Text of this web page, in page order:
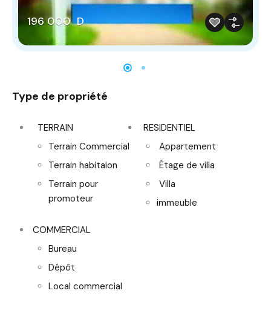
196 000 D
Type de propriété
TERRAIN
Terrain Commercial
Terrain habitaion
Terrain pour
promoteur
RESIDENTIEL
Appartement
Étage de villa
Villa
immeuble
COMMERCIAL
Bureau
Dépôt
Local commercial